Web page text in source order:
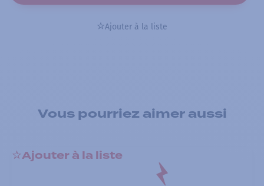
Ajouter à la liste
Vous pourriez aimer aussi
Ajouter à la liste